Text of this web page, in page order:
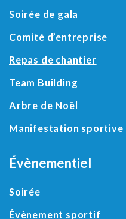
Soirée de gala
Comité d’entreprise
Repas de chantier
Team Building
Arbre de Noël
Manifestation sportive
Évènementiel
Soirée
Évènement sportif